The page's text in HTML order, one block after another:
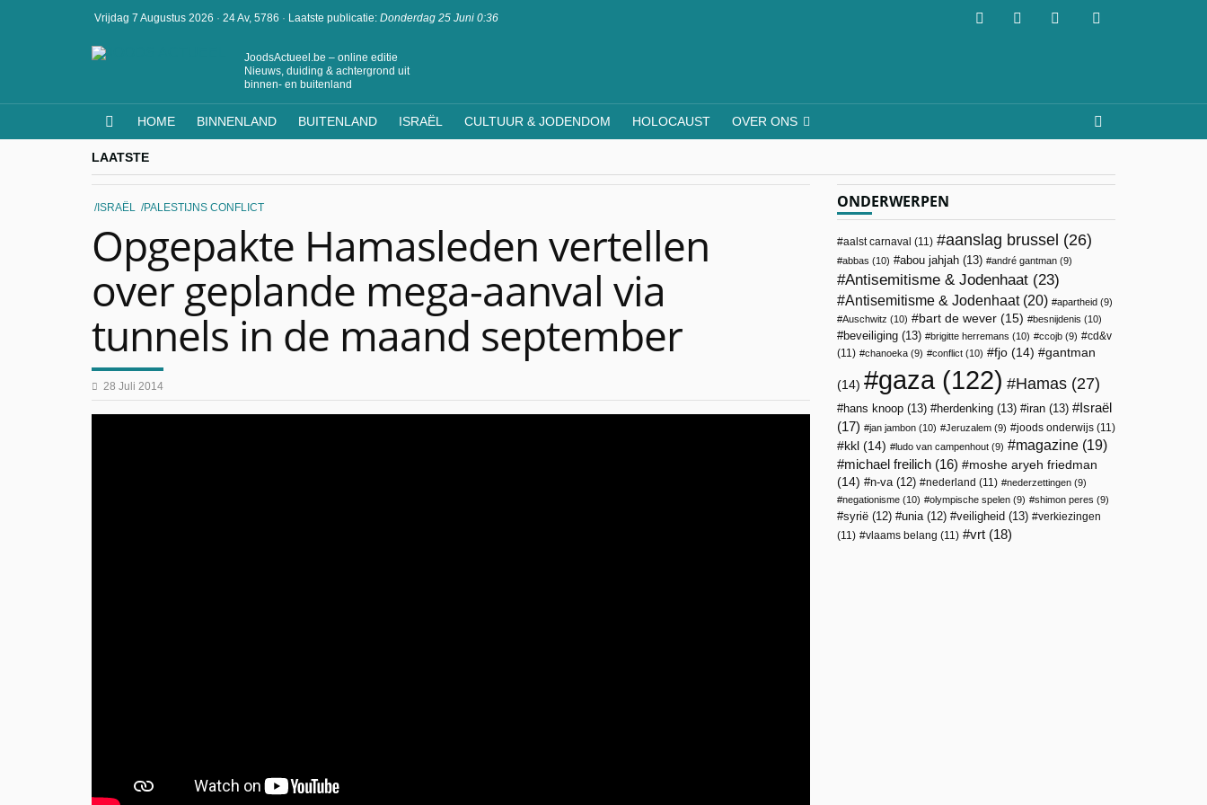
Vrijdag 7 Augustus 2026 · 24 Av, 5786 · Laatste publicatie: Donderdag 25 Juni 0:36
JoodsActueel.be – online editie
Nieuws, duiding & achtergrond uit
binnen- en buitenland
HOME BINNENLAND BUITENLAND ISRAËL CULTUUR & JODENDOM HOLOCAUST OVER ONS
LAATSTE
ISRAËL PALESTIJNS CONFLICT
Opgepakte Hamasleden vertellen
over geplande mega-aanval via
tunnels in de maand september
28 Juli 2014
ONDERWERPEN
aalst carnaval (11) aanslag brussel (26)
abbas (10) abou jahjah (13) andré gantman (9)
Antisemitisme & Jodenhaat (23)
Antisemitisme & Jodenhaat(20) apartheid (9)
Auschwitz (10) bart de wever (15) besnijdenis (10)
beveiliging (13) brigitte herremans (10) ccojb (9)
cd&v
(11)
chanoeka (9) conflict (10) fjo (14) gantman
(14) gaza(122) Hamas (27)
hans knoop (13) herdenking (13) iran (13)
Israël
(17)
jan jambon (10) Jeruzalem (9) joods onderwijs (11)
kkl (14) ludo van campenhout (9) magazine (19)
michael freilich (16)
moshe aryeh friedman
(14)
n-va(12) nederland (11) nederzettingen (9)
negationisme (10) olympische spelen (9) shimon peres (9)
syrië (12) unia(12) veiligheid (13)
verkiezingen
(11)
vlaams belang (11) vrt (18)